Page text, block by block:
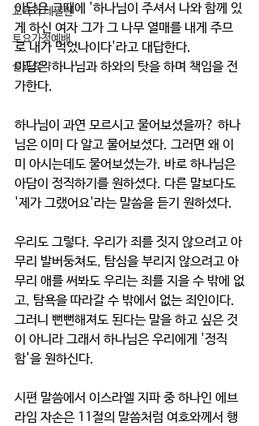
교육과 테필린
토요가정예배
설교요약
아담은 그때에 '하나님이 주셔서 나와 함께 있
게 하신 여자 그가 그 나무 열매를 내게 주므
로 내가 먹었나이다'라고 대답한다.
아담은 하나님과 하와의 탓을 하며 책임을 전
가한다.
하나님이 과연 모르시고 물어보셨을까? 하나
님은 이미 다 알고 물어보셨다. 그러면 왜 이
미 아시는데도 물어보셨는가. 바로 하나님은
아담이 정직하기를 원하셨다. 다른 말보다도
'제가 그랬어요'라는 말씀을 듣기 원하셨다.
우리도 그렇다. 우리가 죄를 짓지 않으려고 아
무리 발버둥쳐도, 탐심을 부리지 않으려고 아
무리 애를 써봐도 우리는 죄를 지을 수 밖에 없
고, 탐욕을 따라갈 수 밖에서 없는 죄인이다.
그러니 뻔뻔해져도 된다는 말을 하고 싶은 것
이 아니라 그래서 하나님은 우리에게 '정직
함'을 원하신다.
시편 말씀에서 이스라엘 지파 중 하나인 에브
라임 자손은 11절의 말씀처럼 여호와께서 행